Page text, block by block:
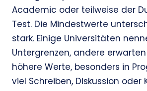
Academic oder teilweise der
Test. Die Mindestwerte
stark. Einige Universitäten
Untergrenzen, andere
höhere Werte, besonders in
viel Schreiben, Diskussion oder